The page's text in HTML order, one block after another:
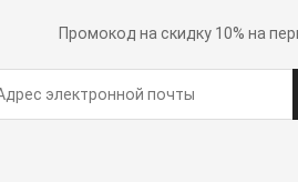
Промокод на скидку 10% на